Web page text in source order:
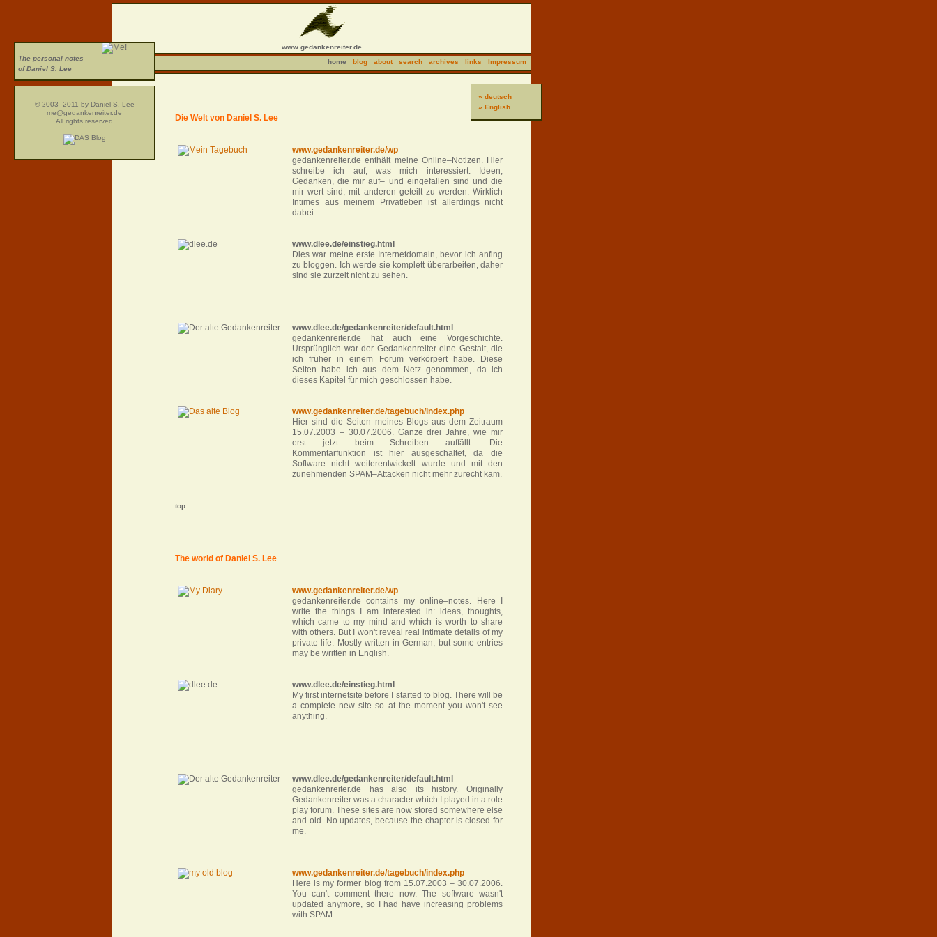
www.gedankenreiter.de
home
blog about search archives links Impressum
The personal notes
of Daniel S. Lee
» deutsch
» English
Die Welt von Daniel S. Lee
www.gedankenreiter.de/wp
gedankenreiter.de enthält meine Online–Notizen. Hier
schreibe ich auf, was mich interessiert: Ideen,
Gedanken, die mir auf– und eingefallen sind und die
mir wert sind, mit anderen geteilt zu werden. Wirklich
Intimes aus meinem Privatleben ist allerdings nicht
dabei.
www.dlee.de/einstieg.html
Dies war meine erste Internetdomain, bevor ich anfing
zu bloggen. Ich werde sie komplett überarbeiten, daher
sind sie zurzeit nicht zu sehen.
www.dlee.de/gedankenreiter/default.html
gedankenreiter.de hat auch eine Vorgeschichte.
Ursprünglich war der Gedankenreiter eine Gestalt, die
ich früher in einem Forum verkörpert habe. Diese
Seiten habe ich aus dem Netz genommen, da ich
dieses Kapitel für mich geschlossen habe.
www.gedankenreiter.de/tagebuch/index.php
Hier sind die Seiten meines Blogs aus dem Zeitraum
15.07.2003 – 30.07.2006. Ganze drei Jahre, wie mir
erst jetzt beim Schreiben auffällt. Die
Kommentarfunktion ist hier ausgeschaltet, da die
Software nicht weiterentwickelt wurde und mit den
zunehmenden SPAM–Attacken nicht mehr zurecht kam.
top
The world of Daniel S. Lee
www.gedankenreiter.de/wp
gedankenreiter.de contains my online–notes. Here I
write the things I am interested in: ideas, thoughts,
which came to my mind and which is worth to share
with others. But I won't reveal real intimate details of my
private life. Mostly written in German, but some entries
may be written in English.
www.dlee.de/einstieg.html
My first internetsite before I started to blog. There will be
a complete new site so at the moment you won't see
anything.
www.dlee.de/gedankenreiter/default.html
gedankenreiter.de has also its history. Originally
Gedankenreiter was a character which I played in a role
play forum. These sites are now stored somewhere else
and old. No updates, because the chapter is closed for
me.
www.gedankenreiter.de/tagebuch/index.php
Here is my former blog from 15.07.2003 – 30.07.2006.
You can't comment there now. The software wasn't
updated anymore, so I had have increasing problems
with SPAM.
© 2003–2011 by Daniel S. Lee
me@gedankenreiter.de
All rights reserved